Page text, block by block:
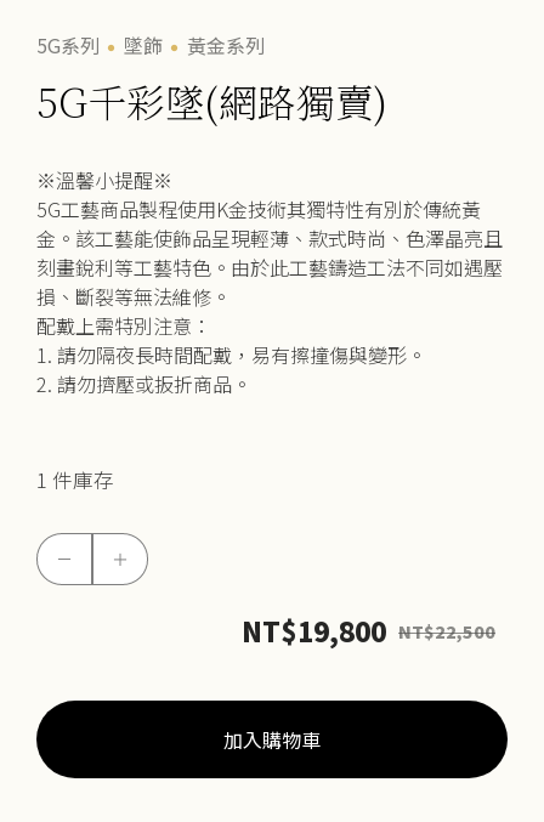
5G系列 墜飾 黃金系列
5G千彩墜(網路獨賣)
※溫馨小提醒※
5G工藝商品製程使用K金技術其獨特性有別於傳統黃
金。該工藝能使飾品呈現輕薄、款式時尚、色澤晶亮且
刻畫銳利等工藝特色。由於此工藝鑄造工法不同如遇壓
損、斷裂等無法維修。
配戴上需特別注意：
1. 請勿隔夜長時間配戴，易有擦撞傷與變形。
2. 請勿擠壓或扳折商品。
1 件庫存
－
千
賣)
＋
NT$19,800 NT$22,500
加入購物車